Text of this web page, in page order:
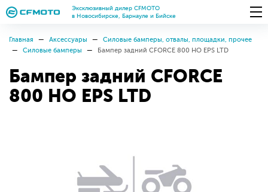
Эксклюзивный дилер CFMOTO
в Новосибирске, Барнауле и Бийске
Главная Аксессуары
Силовые бамперы, отвалы, площадки, прочее
Силовые бамперы
Бампер задний CFORCE 800 HO EPS LTD
Бампер задний CFORCE
800 HO EPS LTD